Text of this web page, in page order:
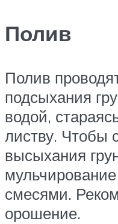
Полив
Полив
подсыхания
водой,
листву. Чтобы
высыхания
смесями.
орошение.